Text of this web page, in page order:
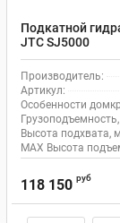
Подкатной
JTC SJ5000
Производитель:
Артикул:
Особенности
Грузоподъемность,
Высота подхвата,
MAX Высота
118 150 руб